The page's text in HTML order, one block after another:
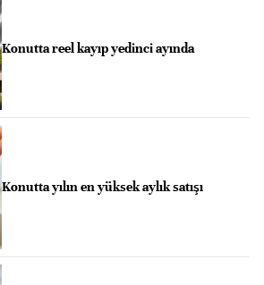
Konutta reel kayıp yedinci ayında
Konutta yılın en yüksek aylık satışı